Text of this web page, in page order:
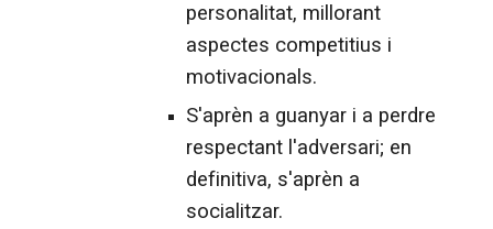
personalitat, millorant
aspectes competitius i
motivacionals.
S'aprèn a guanyar i a perdre
respectant l'adversari; en
definitiva, s'aprèn a
socialitzar.